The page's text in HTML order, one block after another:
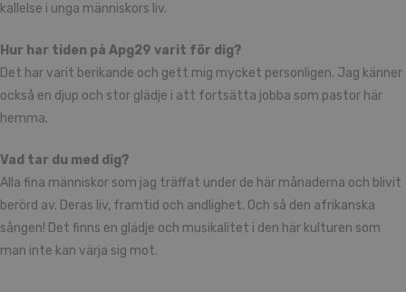
kallelse i unga människors liv.
Hur har tiden på Apg29 varit för dig?
Det har varit berikande och gett mig mycket personligen. Jag känner
också en djup och stor glädje i att fortsätta jobba som pastor här
hemma.
Vad tar du med dig?
Alla fina människor som jag träffat under de här månaderna och blivit
berörd av. Deras liv, framtid och andlighet. Och så den afrikanska
sången! Det finns en glädje och musikalitet i den här kulturen som
man inte kan värja sig mot.